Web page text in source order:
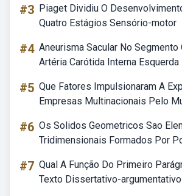
#3 Piaget Dividiu O
Quatro Estágios Sensório-motor
#4 Aneurisma Sacular No
Artéria Carótida Interna Esquerda
#5 Que Fatores Impulsionaram A
Empresas Multinacionais Pelo
#6 Os Solidos Geometricos Sao
Tridimensionais Formados Por
#7 Qual A Função Do Primeiro
Texto Dissertativo-argumentativo